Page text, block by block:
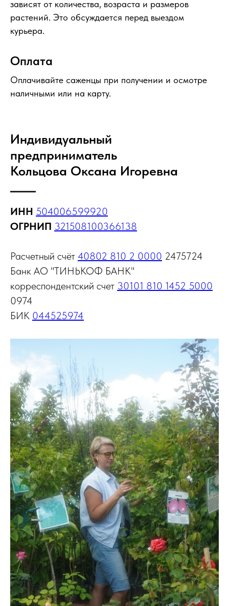
зависят от количества, возраста и размеров
растений. Это обсуждается перед выездом
курьера.
Оплата
Оплачивайте саженцы при получении и осмотре
наличными или на карту.
Индивидуальный
предприниматель
Кольцова Оксана Игоревна
ИНН 504006599920
ОГРНИП 321508100366138
Расчетный счёт 40802 810 2 0000 2475724
Банк АО "ТИНЬКОФ БАНК"
корреспондентский счет 30101 810 1452 5000
0974
БИК 044525974